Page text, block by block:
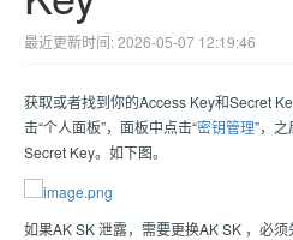
最近更新时间: 2026-05-07 12:19:46
获取或者找到你的Access Key和Secret
击“个人面板”，面板中点击“密钥管理”，
Secret Key。如下图。
如果AK SK 泄露，需要更换AK SK ，必